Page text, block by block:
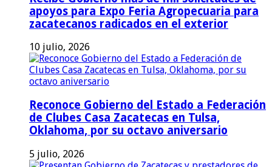
apoyos para Expo Feria Agropecuaria para
zacatecanos radicados en el exterior
10 julio, 2026
Reconoce Gobierno del Estado a Federación
de Clubes Casa Zacatecas en Tulsa,
Oklahoma, por su octavo aniversario
5 julio, 2026